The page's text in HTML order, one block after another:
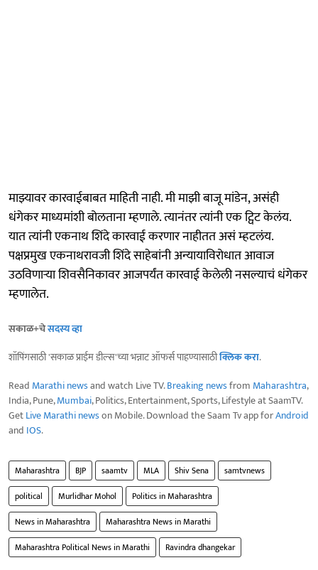
माझ्यावर कारवाईबाबत माहिती नाही. मी माझी बाजू मांडेन, असंही
धंगेकर माध्यमांशी बोलताना म्हणाले. त्यानंतर त्यांनी एक ट्विट केलंय.
यात त्यांनी एकनाथ शिंदे कारवाई करणार नाहीतत असं म्हटलंय.
पक्षप्रमुख एकनाथरावजी शिंदे साहेबांनी अन्यायाविरोधात आवाज
उठविणाऱ्या शिवसैनिकावर आजपर्यंत कारवाई केलेली नसल्याचं धंगेकर
म्हणालेत.
सकाळ+चेसदस्य व्हा
शॉपिंगसाठी 'सकाळ प्राईम डील्स'च्या भन्नाट ऑफर्स पाहण्यासाठीक्लिक करा.
Read Marathi newsand watch Live TV.Breaking newsfrom Maharashtra,
India, Pune,Mumbai, Politics, Entertainment, Sports, Lifestyle at SaamTV.
GetLive Marathi newson Mobile. Download the Saam Tv app forAndroid
and IOS.
Maharashtra BJP saamtv MLA Shiv Sena
samtvnews
political
Murlidhar Mohol
Politics in Maharashtra
News in Maharashtra
Maharashtra News in Marathi
Maharashtra Political News in Marathi
Ravindra dhangekar